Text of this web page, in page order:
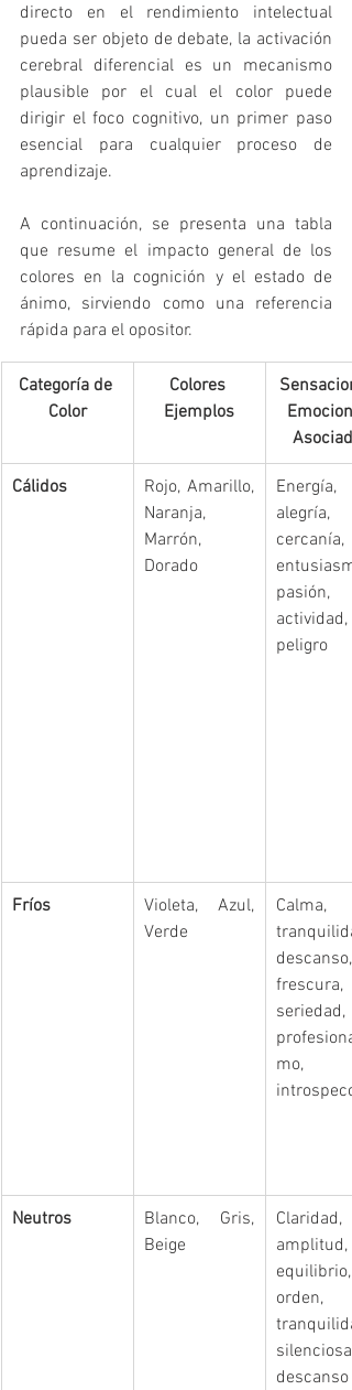
directo en el rendimiento intelectual
pueda ser objeto de debate, la activación
cerebral diferencial es un mecanismo
plausible por el cual el color puede
dirigir el foco cognitivo, un primer paso
esencial para cualquier proceso de
aprendizaje.
A continuación, se presenta una tabla
que resume el impacto general de los
colores en la cognición y el estado de
ánimo, sirviendo como una referencia
rápida para el opositor.
Categoría de
Color
Colores
Ejemplos
Cálidos
Rojo, Amarillo,
Naranja,
Marrón,
Dorado
Energía,
alegría,
cercanía,
pasión,
actividad,
peligro
Fríos
Violeta, Azul,
Verde
Calma,
descanso,
frescura,
seriedad,
mo,
Neutros
Blanco, Gris,
Beige
Claridad,
amplitud,
equilibrio,
orden,
silenciosa,
descanso